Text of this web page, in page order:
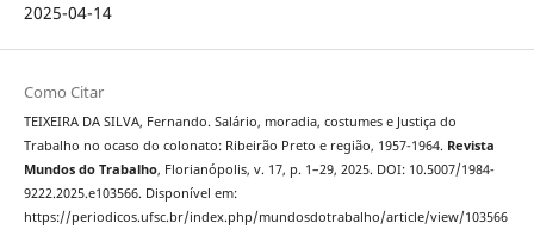
2025-04-14
Como Citar
TEIXEIRA DA SILVA, Fernando. Salário, moradia, costumes e Justiça do
Trabalho no ocaso do colonato: Ribeirão Preto e região, 1957-1964. Revista
Mundos do Trabalho, Florianópolis, v. 17, p. 1–29, 2025. DOI: 10.5007/1984-
9222.2025.e103566. Disponível em:
https://periodicos.ufsc.br/index.php/mundosdotrabalho/article/view/103566